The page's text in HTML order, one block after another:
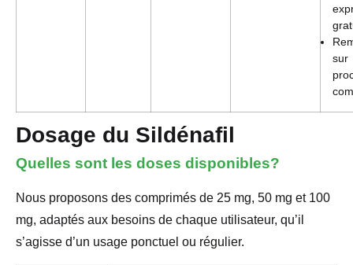
sur
Dosage du Sildénafil
Quelles sont les doses disponibles?
Nous proposons des comprimés de 25 mg, 50 mg et 100
mg, adaptés aux besoins de chaque utilisateur, qu’il
s’agisse d’un usage ponctuel ou régulier.